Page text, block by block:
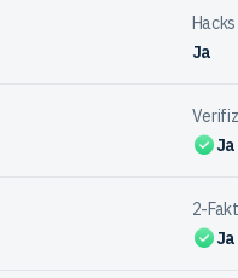
Ja
Ja
2-
Ja